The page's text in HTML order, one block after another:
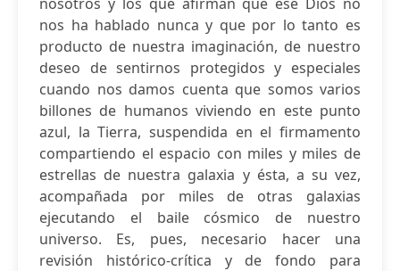
nos ha hablado nunca y que por lo tanto es
producto de nuestra imaginación, de nuestro
deseo de sentirnos protegidos y especiales
cuando nos damos cuenta que somos varios
billones de humanos viviendo en este punto
azul, la Tierra, suspendida en el firmamento
compartiendo el espacio con miles y miles de
estrellas de nuestra galaxia y ésta, a su vez,
acompañada por miles de otras galaxias
ejecutando el baile cósmico de nuestro
universo. Es, pues, necesario hacer una
revisión histórico-crítica y de fondo para